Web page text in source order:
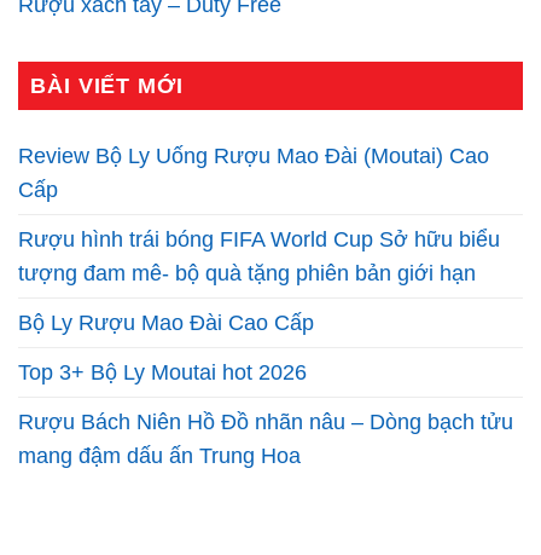
BÀI VIẾT MỚI
Review Bộ Ly Uống Rượu Mao Đài (Moutai) Cao
Cấp
Rượu hình trái bóng FIFA World Cup Sở hữu biểu
tượng đam mê- bộ quà tặng phiên bản giới hạn
Bộ Ly Rượu Mao Đài Cao Cấp
Top 3+ Bộ Ly Moutai hot 2026
Rượu Bách Niên Hồ Đồ nhãn nâu – Dòng bạch tửu
mang đậm dấu ấn Trung Hoa